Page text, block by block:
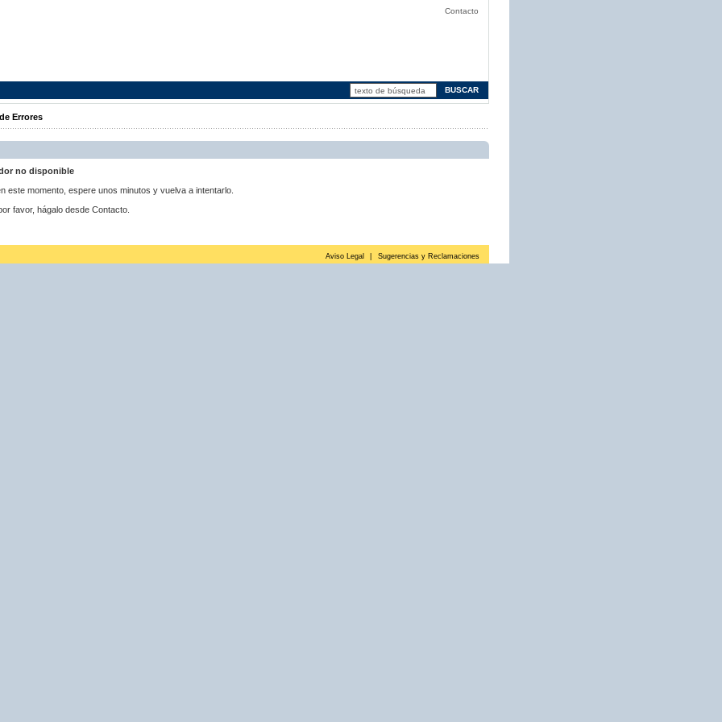
Contacto
Errores
no disponible
este momento, espere unos minutos y vuelva a intentarlo.
favor, hágalo desde Contacto.
Aviso Legal Sugerencias y Reclamaciones